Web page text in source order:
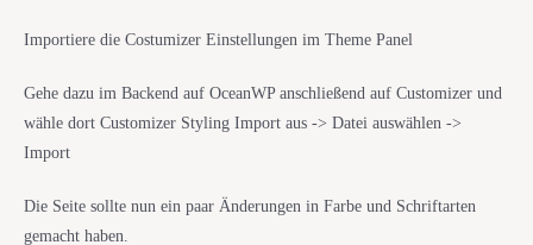
Importiere die Costumizer Einstellungen im Theme Panel
Gehe dazu im Backend auf OceanWP anschließend auf Customizer und
wähle dort Customizer Styling Import aus -> Datei auswählen ->
Import
Die Seite sollte nun ein paar Änderungen in Farbe und Schriftarten
gemacht haben.